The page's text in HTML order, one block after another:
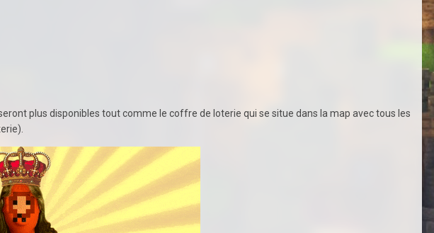
plus disponibles tout comme le coffre de loterie qui se situe dans la map avec tous les